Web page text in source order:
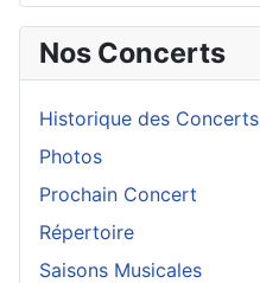
Nos Concerts
Historique des Concerts
Photos
Prochain Concert
Répertoire
Saisons Musicales